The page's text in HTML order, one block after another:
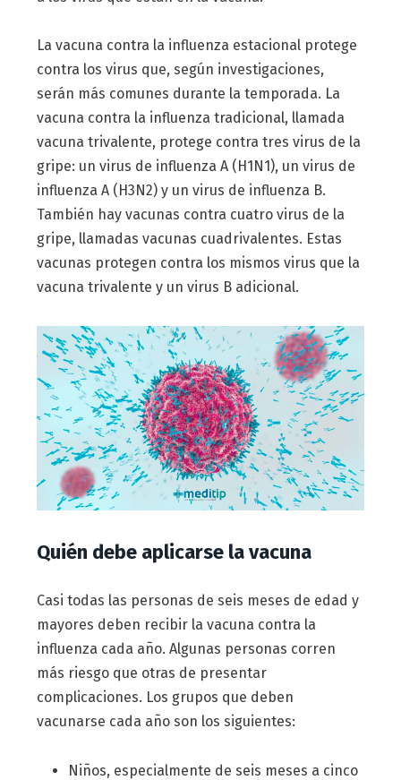
La vacuna contra la influenza estacional protege
contra los virus que, según investigaciones,
serán más comunes durante la temporada. La
vacuna contra la influenza tradicional, llamada
vacuna trivalente, protege contra tres virus de la
gripe: un virus de influenza A (H1N1), un virus de
influenza A (H3N2) y un virus de influenza B.
También hay vacunas contra cuatro virus de la
gripe, llamadas vacunas cuadrivalentes. Estas
vacunas protegen contra los mismos virus que la
vacuna trivalente y un virus B adicional.
Quién debe aplicarse la vacuna
Casi todas las personas de seis meses de edad y
mayores deben recibir la vacuna contra la
influenza cada año. Algunas personas corren
más riesgo que otras de presentar
complicaciones. Los grupos que deben
vacunarse cada año son los siguientes:
Niños, especialmente de seis meses a cinco